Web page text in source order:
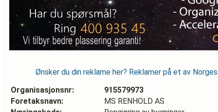
Ønsker du din reklame her? Reklamer på et av
Organisasjonsnr:
915579973
Foretaksnavn:
MS RENHOLD AS